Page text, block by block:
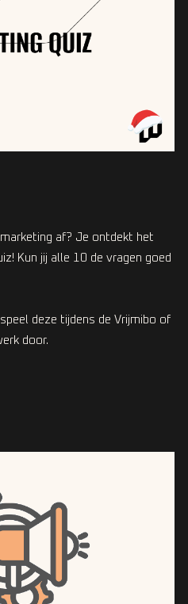
af? Je ontdekt het
Kun jij alle 10 de vragen goed
deze tijdens de Vrijmibo of
door.